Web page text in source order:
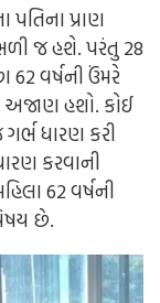
પતિના પ્રાણ
જ હશે. પરંતુ 28
62 વર્ષની ઉંમરે
અજાણ હશો. કોઈ
ધારણ કરી
કરવાની
62 વર્ષની
છે.